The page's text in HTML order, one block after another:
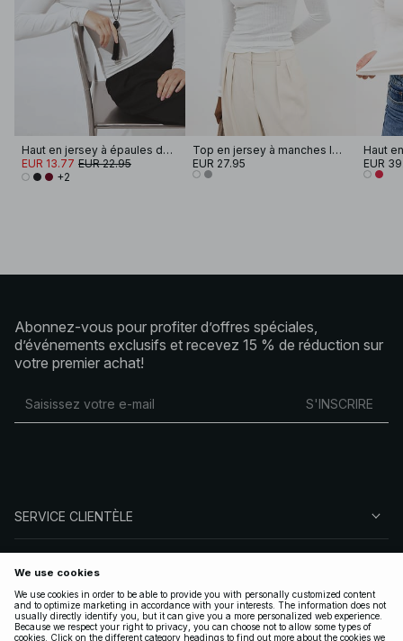
Haut en jersey à épaules dénudées
EUR 13.77 EUR 22.95
+2
Top en jersey à manches longues
EUR 27.95
EUR
Abonnez-vous pour profiter d’offres spéciales,
d’événements exclusifs et recevez 15 % de réduction sur
votre premier achat!
S'INSCRIRE
SERVICE CLIENTÈLE
SUIVEZ-NOUS